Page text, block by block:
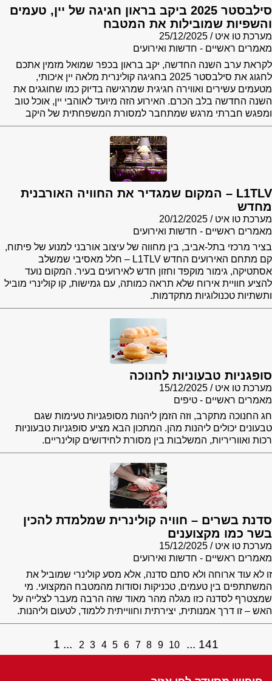
סילבסטר 2025 ביקב בראון חגיגה של יין, טעמים
והשפיות שמובילות את המטבח
מערכת טו איט
25/12/2025
מאמרים ראשיים - חדשות ואירועים
לקראת ערב השנה החדשה, יקב בראון בכפר שמואל מזמין אתכם
לחגוג את סילבסטר 2025 בחגיגה קולינרית מלאה יין איכותי,
מטעמים עשירים ואווירה חגיגית שמרגישה בדיוק כמו שחוגגים את
השנה החדשה בלב הכרם. האירוע הזה מיועד לאוהבי יין, אוכל טוב
ומפגש חברתי מרגש שמתחבר למסורת המשפחתית של היקב
L1TLV – המקום שמגדיר את החוויה האורבנית
מחדש
מערכת טו איט
20/12/2025
מאמרים ראשיים - חדשות ואירועים
בציר מרכזי בתל‑אביב, בין מחווה של עיצוב אורבני למנוע של פיתוח,
קם מתחם האירועים החדש L1TLV – חלל מאסיבי שמשלב
אסתטיקה, גימור מוקפד וחזון חדש לאירועים בעיר. המקום נועד
להציע חוויית אירוח שלא תראה כמותה, עם גמישות, קו קולינרי מוביל
ותשתיות טכנולוגיות מתקדמות.
סופגניות טבעוניות לחנוכה
מערכת טו איט
15/12/2025
מאמרים ראשיים - טיפים
חג החנוכה מתקרב, וזה הזמן ליהנות מסופגניות טעימות שגם
טבעונים יכולים ליהנות מהן. המתכון הבא מציע סופגניות טבעוניות
רכות ואווריריות, המשלבות בין מסורת לחידושים קולינריים.
סדנת בשרים – חוויה קולינרית שמלמדת להכין
בשר כמו מקצוענים
מערכת טו איט
15/12/2025
מאמרים ראשיים - חדשות ואירועים
זו לא עוד ארוחה ולא סתם סדנה, אלא מסע קולינרי שמוביל את
המשתתפים בין טעמים, טכניקות וסודות מהמטבח המקצועי. מי
שמצטרף לסדנה כזו מגלה מהר מאוד שזה הרבה מעבר לצלייה על
האש – זו דרך אמנותית, יצירתית וחווייתית ללמוד, לטעום וליהנות.
1 2 3 4 5 6 7 8 9 10 141